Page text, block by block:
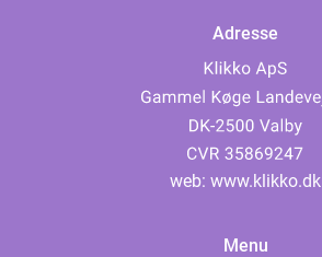
Adresse
web: www.klikko.dk
Menu